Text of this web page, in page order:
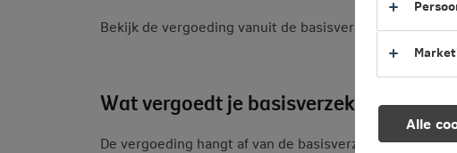
Bekijk de vergoeding vanuit de basisverzekering en
Wat vergoedt je basisverzekering?
De vergoeding hangt af van de basisverzekering die
Alle